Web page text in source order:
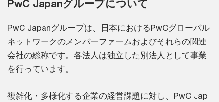
PwC Japanグループについて
PwC Japanグループは、日本におけるPwCグローバル
ネットワークのメンバーファームおよびそれらの関連
会社の総称です。各法人は独立した別法人として事業
を行っています。
複雑化・多様化する企業の経営課題に対し、PwC Jap